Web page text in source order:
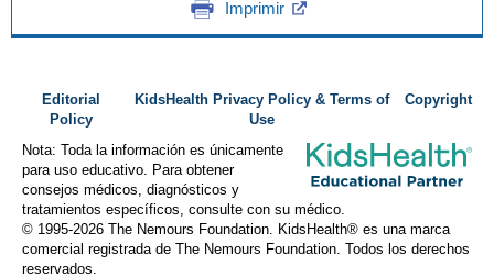
Imprimir
Editorial
Policy
KidsHealth Privacy Policy & Terms of
Use
Copyright
Nota: Toda la información es únicamente
para uso educativo. Para obtener
consejos médicos, diagnósticos y
tratamientos específicos, consulte con su médico.
© 1995-2026 The Nemours Foundation. KidsHealth® es una marca
comercial registrada de The Nemours Foundation. Todos los derechos
reservados.